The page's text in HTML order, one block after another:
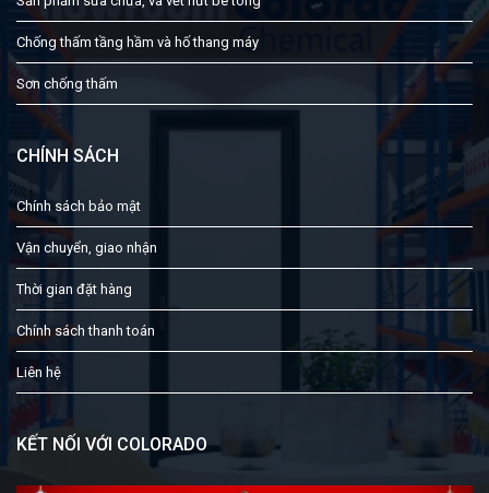
Chống thấm tầng hầm và hố thang máy
Sơn chống thấm
CHÍNH SÁCH
Chính sách bảo mật
Vận chuyển, giao nhận
Thời gian đặt hàng
Chính sách thanh toán
Liên hệ
KẾT NỐI VỚI COLORADO